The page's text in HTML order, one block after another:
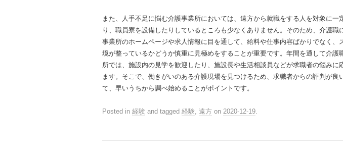
また、人手不足に悩む介護事業所においては、遠方から就職をする人を対象に一
り、職員寮を設備したりしているところも少なくありません。そのため、介護職
事業所のホームページや求人情報に目を通して、給料や仕事内容ばかりでなく、
境が整っているかどうか慎重に見極めをすることが重要です。年間を通して介護
所では、施設内の見学を歓迎したり、施設長や生活相談員などが求職者の悩みに
ます。そこで、働きがいのある介護現場を見つけるため、求職者からの評判が良
て、早いうちから調べ始めることがポイントです。
Posted in 経験 and tagged 経験, 遠方 on 2020-12-19.